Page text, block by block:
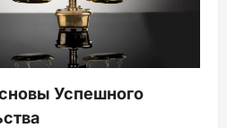
Успешного